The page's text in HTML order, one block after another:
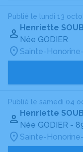
Publié le lundi 13
Henriette
Née GODIER
Sainte-
Publié le samedi 04
Henriette
Née GODIER -
Sainte-